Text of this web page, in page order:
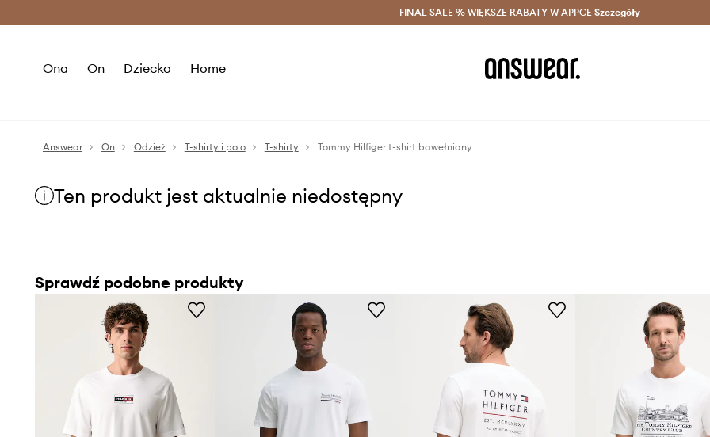
Oszczędzaj z Answear Club > Dostawa nawet w 24h >
FINAL SALE % WIĘKSZE RABATY W APPCE Szczegóły
Ona On Dziecko Home
Answear On Odzież T-shirty i polo T-shirty Tommy Hilfiger t-shirt bawełniany
Ten produkt jest aktualnie niedostępny
Sprawdź podobne produkty